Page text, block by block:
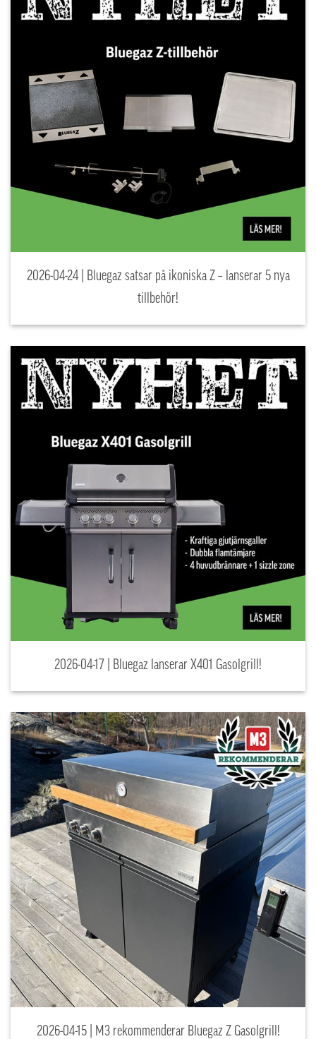
2026-04-24 | Bluegaz satsar på ikoniska Z – lanserar 5 nya
tillbehör!
2026-04-17 | Bluegaz lanserar X401 Gasolgrill!
2026-04-15 | M3 rekommenderar Bluegaz Z Gasolgrill!